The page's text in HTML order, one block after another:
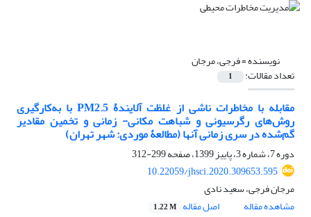
نویسنده =فرجی، مرجان
تعداد مقالات: 1
مقابله با مخاطرات ناشی از غلظت آلایندۀ PM2.5 با به‌کارگیری
روش‌های رگرسیونی و شباهت مکانی- زمانی و تخمین مقادیر
گم‌شده در سری زمانی آنها (مطالعۀ موردی: شهر تهران)
دوره 7، شماره 3، پاییز 1399، صفحه
299-312
10.22059/jhsci.2020.309653.595
مرجان فرجی، سعید نادی
مشاهده مقاله
اصل مقاله 1.22 M